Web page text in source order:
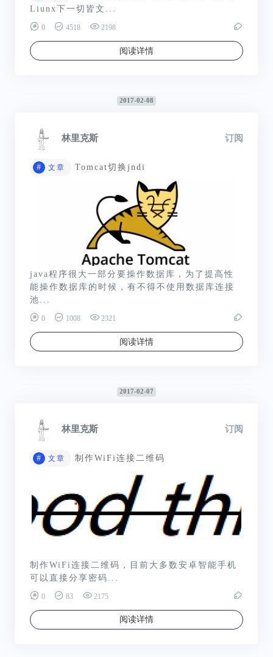
Liunx下一切皆文...
0 4518 2198
阅读详情
2017-02-08
林里克斯 订阅
# 文章 Tomcat切换jndi
java程序很大一部分要操作数据库，为了提高性
能操作数据库的时候，有不得不使用数据库连接
池...
0 1008 2321
阅读详情
2017-02-07
林里克斯 订阅
# 文章 制作WiFi连接二维码
制作WiFi连接二维码，目前大多数安卓智能手机
可以直接分享密码...
0 83 2175
阅读详情